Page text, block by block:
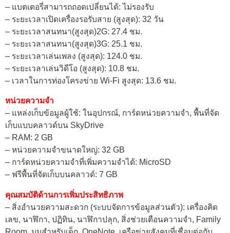
– แบตเตอรี่สามารถถอดเปลี่ยนได้: ไม่รองรับ
– ระยะเวลาเปิดเครื่องรอรับสาย (สูงสุด): 32 วัน
– ระยะเวลาสนทนา(สูงสุด)2G: 27.4 ชม.
– ระยะเวลาสนทนา(สูงสุด)3G: 25.1 ชม.
– ระยะเวลาเล่นเพลง (สูงสุด): 124.0 ชม.
– ระยะเวลาเล่นวิดีโอ (สูงสุด): 10.8 ชม.
– เวลาในการท่องโครงข่าย Wi-Fi สูงสุด: 13.6 ชม.
หน่วยความจำ
– แหล่งเก็บข้อมูลผู้ใช้: ในอุปกรณ์, การ์ดหน่วยความจำ, พื้นที่จัด
เก็บแบบคลาวด์บน SkyDrive
– RAM: 2 GB
– หน่วยความจำขนาดใหญ่: 32 GB
– การ์ดหน่วยความจำที่เพิ่มความจำได้: MicroSD
– ฟรีพื้นที่จัดเก็บบนคลาวด์: 7 GB
คุณสมบัติด้านการเพิ่มประสิทธิภาพ
– สิ่งอำนวยความสะดวก (ระบบจัดการข้อมูลส่วนตัว): เครื่องคิด
เลข, นาฬิกา, ปฏิทิน, นาฬิกาปลุก, สิ่งช่วยเตือนความจำ, Family